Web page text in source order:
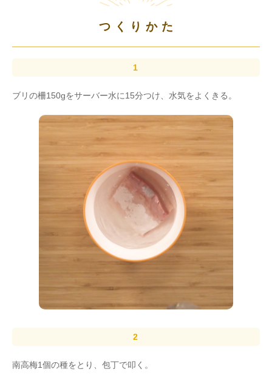
つくりかた
ブリの柵150gをサーバー水に15分つけ、水気をよくきる。
南高梅1個の種をとり、包丁で叩く。